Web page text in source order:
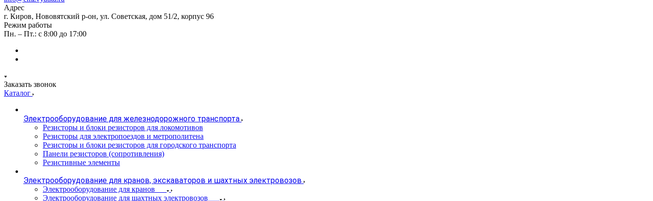
Адрес
г. Киров, Нововятский р-он, ул. Советская, дом 51/2, корпус 96
Режим работы
Пн. – Пт.: с 8:00 до 17:00
Заказать звонок
Каталог
Электрооборудование для железнодорожного транспорта
Резисторы и блоки резисторов для локомотивов
Резисторы для электропоездов и метрополитена
Резисторы и блоки резисторов для городского транспорта
Панели резисторов (сопротивления)
Резистивные элементы
Электрооборудование для кранов, экскаваторов и шахтных электровозов
Электрооборудование для кранов
Электрооборудование для шахтных электровозов